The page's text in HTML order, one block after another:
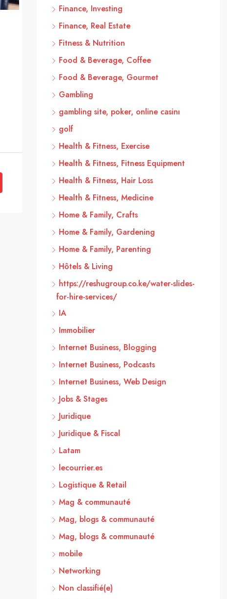
Finance, Investing
Finance, Real Estate
Fitness & Nutrition
Food & Beverage, Coffee
Food & Beverage, Gourmet
Gambling
gambling site, poker, online casinı
golf
Health & Fitness, Exercise
Health & Fitness, Fitness Equipment
Health & Fitness, Hair Loss
Health & Fitness, Medicine
Home & Family, Crafts
Home & Family, Gardening
Home & Family, Parenting
Hôtels & Living
https://reshugroup.co.ke/water-slides-
for-hire-services/
IA
Immobilier
Internet Business, Blogging
Internet Business, Podcasts
Internet Business, Web Design
Jobs & Stages
Juridique
Juridique & Fiscal
Latam
lecourrier.es
Logistique & Retail
Mag & communauté
Mag, blogs & communauté
Mag, blogs & communauté
mobile
Networking
Non classifié(e)